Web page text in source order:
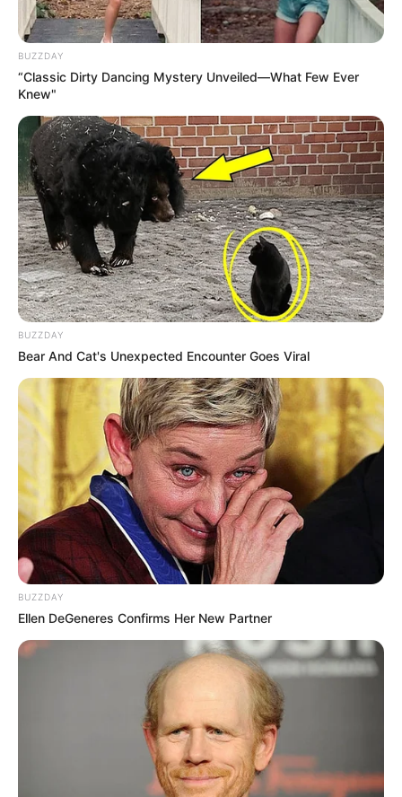
BUZZDAY
“Classic Dirty Dancing Mystery Unveiled—What Few Ever
Knew"
BUZZDAY
Bear And Cat's Unexpected Encounter Goes Viral
BUZZDAY
Ellen DeGeneres Confirms Her New Partner